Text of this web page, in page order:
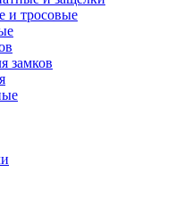
и тросовые
замков